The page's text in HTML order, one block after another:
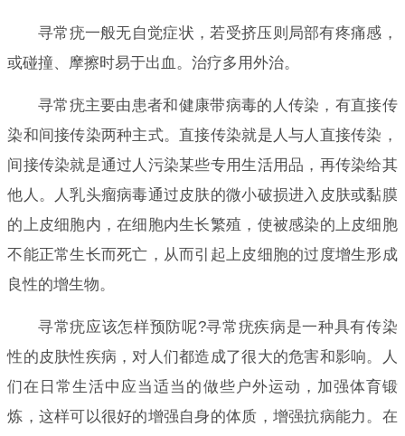
寻常疣一般无自觉症状，若受挤压则局部有疼痛感，
或碰撞、摩擦时易于出血。治疗多用外治。
寻常疣主要由患者和健康带病毒的人传染，有直接传
染和间接传染两种主式。直接传染就是人与人直接传染，
间接传染就是通过人污染某些专用生活用品，再传染给其
他人。人乳头瘤病毒通过皮肤的微小破损进入皮肤或黏膜
的上皮细胞内，在细胞内生长繁殖，使被感染的上皮细胞
不能正常生长而死亡，从而引起上皮细胞的过度增生形成
良性的增生物。
寻常疣应该怎样预防呢?寻常疣疾病是一种具有传染
性的皮肤性疾病，对人们都造成了很大的危害和影响。人
们在日常生活中应当适当的做些户外运动，加强体育锻
炼，这样可以很好的增强自身的体质，增强抗病能力。在